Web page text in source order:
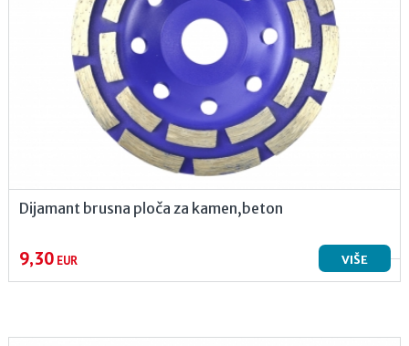
Dijamant brusna ploča za kamen,beton
9,30EUR VIŠE